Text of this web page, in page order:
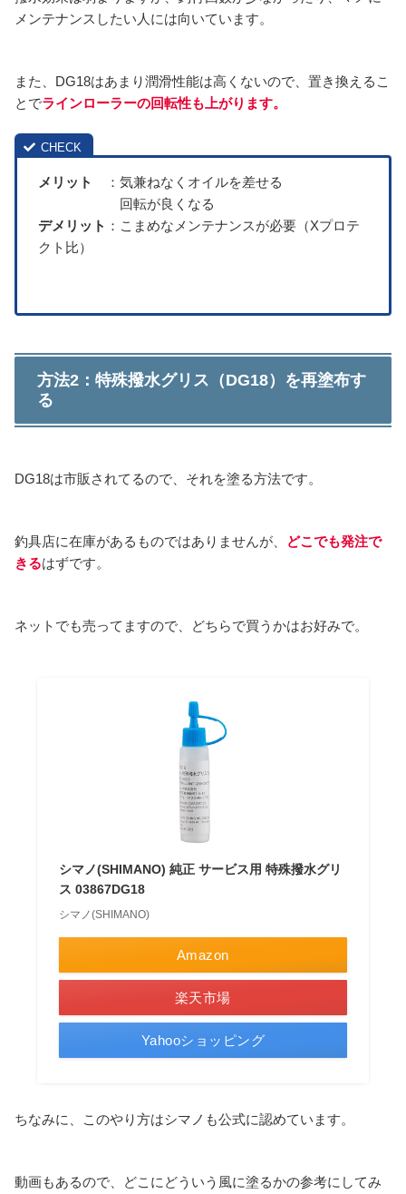
メンテナンスしたい人には向いています。
また、DG18はあまり潤滑性能は高くないので、置き換えるこ
とでラインローラーの回転性も上がります。
メリット
：気兼ねなくオイルを差せる
回転が良くなる
デメリット ：こまめなメンテナンスが必要（Xプロテ
クト比）
方法2：特殊撥水グリス（DG18）を再塗布す
る
DG18は市販されてるので、それを塗る方法です。
釣具店に在庫があるものではありませんが、
どこでも発注で
きるはずです。
ネットでも売ってますので、どちらで買うかはお好みで。
シマノ(SHIMANO) 純正 サービス用 特殊撥水グリ
ス 03867DG18
シマノ(SHIMANO)
Amazon
楽天市場
Yahooショッピング
ちなみに、このやり方はシマノも公式に認めています。
動画もあるので、どこにどういう風に塗るかの参考にしてみ